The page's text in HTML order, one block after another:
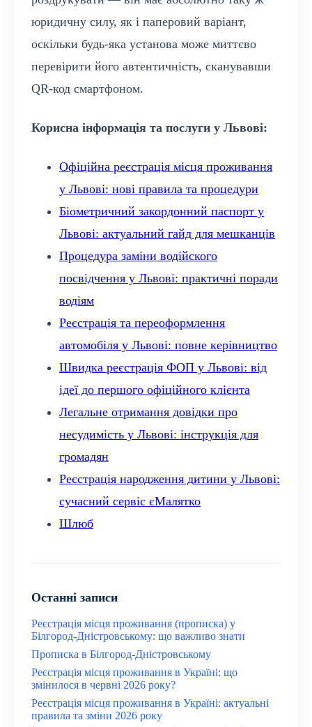
юридичну силу, як і паперовий варіант,
оскільки будь-яка установа може миттєво
перевірити його автентичність, сканувавши
QR-код смартфоном.
Корисна інформація та послуги у Львові:
Офіційна реєстрація місця проживання
у Львові: нові правила та процедури
Біометричний закордонний паспорт у
Львові: актуальний гайд для мешканців
Процедура заміни водійского
посвідчення у Львові: практичні поради
водіям
Реєстрація та переоформлення
автомобіля у Львові: повне керівництво
Швидка реєстрація ФОП у Львові: від
ідеї до першого офіційного клієнта
Легальне отримання довідки про
несудимість у Львові: інструкція для
громадян
Реєстрація народження дитини у Львові:
сучасний сервіс єМалятко
Шлюб
Останні записи
Реєстрація місця проживання (прописка) у
Білгород-Дністровському: що важливо знати
Прописка в Білгород-Дністровському
Реєстрація місця проживання в Україні: що
змінилося в червні 2026 року?
Реєстрація місця проживання в Україні: актуальні
правила та зміни 2026 року